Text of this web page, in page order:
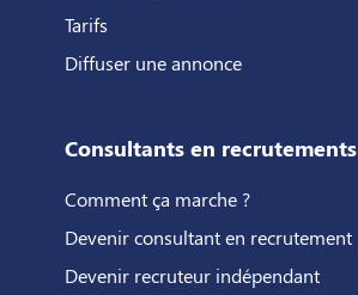
Tarifs
Diffuser une annonce
Consultants en recrutements
Comment ça marche ?
Devenir consultant en recrutement
Devenir recruteur indépendant